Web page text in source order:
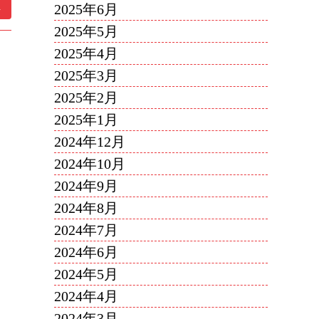
2025年6月
2025年5月
2025年4月
2025年3月
2025年2月
2025年1月
2024年12月
2024年10月
2024年9月
2024年8月
2024年7月
2024年6月
2024年5月
2024年4月